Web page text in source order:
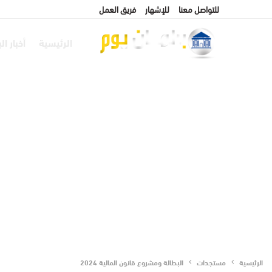
للتواصل معنا للإشهار فريق العمل
الرئيسية مستجدات البطالة ومشروع قانون المالية 2024